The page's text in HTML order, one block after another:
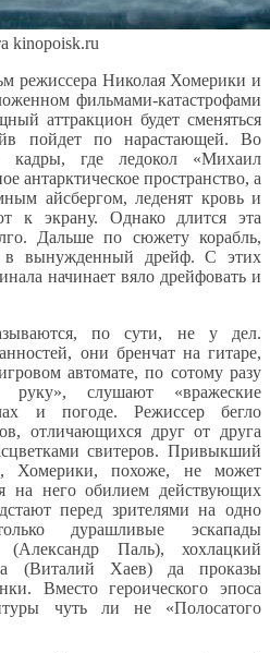
kinopoisk.ru
режиссера Николая Хомерики и
фильмами-катастрофами
аттракцион будет сменяться
пойдет по нарастающей. Во
кадры, где ледокол «Михаил
антарктическое пространство, а
айсбергом, леденят кровь и
к экрану. Однако длится эта
Дальше по сюжету корабль,
в вынужденный дрейф. С этих
начинает вяло дрейфовать и
по сути, не у дел.
они бренчат на гитаре,
автомате, по сотому разу
руку», слушают «вражеские
и погоде. Режиссер бегло
отличающихся друг от друга
свитеров. Привыкший
Хомерики, похоже, не может
на него обилием действующих
перед зрителями на одно
дурашливые эскапады
(Александр Паль), хохлацкий
(Виталий Хаев) да проказы
Вместо героического эпоса
чуть ли не «Полосатого